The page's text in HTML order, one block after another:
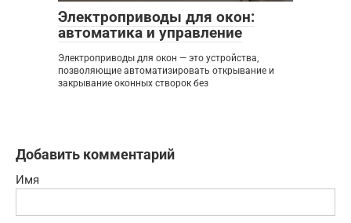
Электроприводы для окон:
автоматика и управление
Электроприводы для окон — это устройства,
позволяющие автоматизировать открывание и
закрывание оконных створок без
Добавить комментарий
Имя